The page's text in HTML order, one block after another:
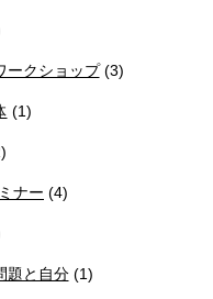
ークショップ(3)
(1)
ナー (4)
題と自分(1)